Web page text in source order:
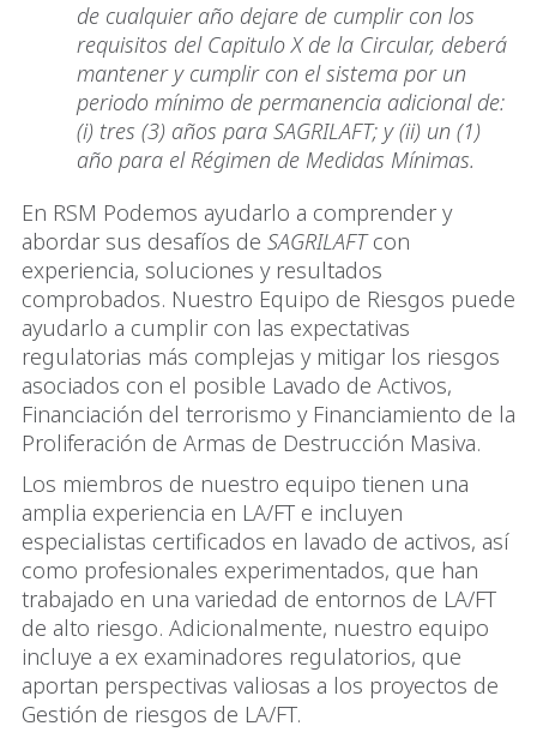
de cualquier año dejare de cumplir con los
requisitos del Capitulo X de la Circular, deberá
mantener y cumplir con el sistema por un
periodo mínimo de permanencia adicional de:
(i) tres (3) años para SAGRILAFT; y (ii) un (1)
año para el Régimen de Medidas Mínimas.
En RSM Podemos ayudarlo a comprender y
abordar sus desafíos de SAGRILAFTcon
experiencia, soluciones y resultados
comprobados. Nuestro Equipo de Riesgos puede
ayudarlo a cumplir con las expectativas
regulatorias más complejas y mitigar los riesgos
asociados con el posible Lavado de Activos,
Financiación del terrorismo y Financiamiento de la
Proliferación de Armas de Destrucción Masiva.
Los miembros de nuestro equipo tienen una
amplia experiencia en LA/FT e incluyen
especialistas certificados en lavado de activos, así
como profesionales experimentados, que han
trabajado en una variedad de entornos de LA/FT
de alto riesgo. Adicionalmente, nuestro equipo
incluye a ex examinadores regulatorios, que
aportan perspectivas valiosas a los proyectos de
Gestión de riesgos de LA/FT.